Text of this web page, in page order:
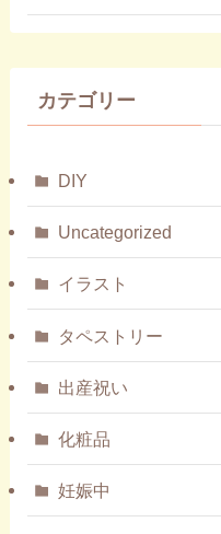
カテゴリー
DIY
Uncategorized
イラスト
タペストリー
出産祝い
化粧品
妊娠中